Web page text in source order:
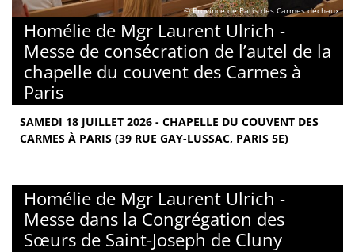
© Province de Paris des Carmes déchaux
Homélie de Mgr Laurent Ulrich -
Messe de consécration de l’autel de la
chapelle du couvent des Carmes à
Paris
SAMEDI 18 JUILLET 2026 - CHAPELLE DU COUVENT DES
CARMES À PARIS (39 RUE GAY-LUSSAC, PARIS 5E)
Homélie de Mgr Laurent Ulrich -
Messe dans la Congrégation des
Sœurs de Saint-Joseph de Cluny